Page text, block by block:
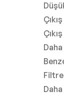
Filtre